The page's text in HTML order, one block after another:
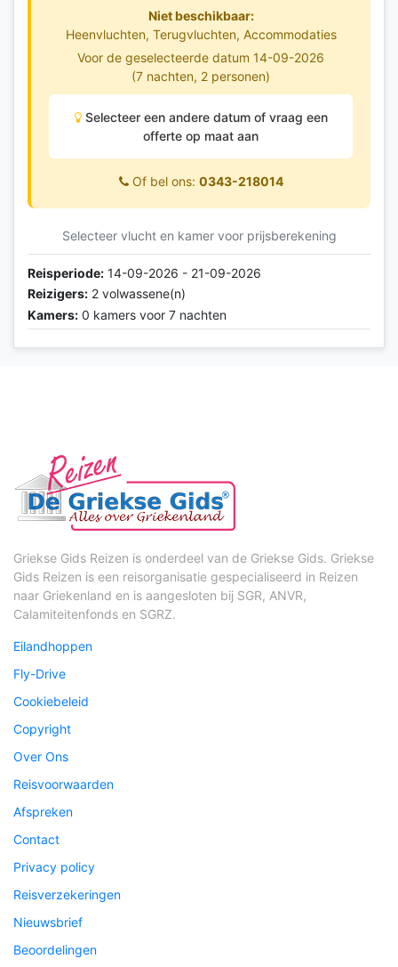
Niet beschikbaar:
Heenvluchten, Terugvluchten, Accommodaties
Voor de geselecteerde datum 14-09-2026
(7 nachten, 2 personen)
Selecteer een andere datum of vraag een
offerte op maat aan
Of bel ons: 0343-218014
Selecteer vlucht en kamer voor prijsberekening
Reisperiode: 14-09-2026 - 21-09-2026
Reizigers: 2 volwassene(n)
Kamers: 0 kamers voor 7 nachten
Griekse Gids Reizen is onderdeel van de Griekse Gids. Griekse
Gids Reizen is een reisorganisatie gespecialiseerd in Reizen
naar Griekenland en is aangesloten bij SGR, ANVR,
Calamiteitenfonds en SGRZ.
Eilandhoppen
Fly-Drive
Cookiebeleid
Copyright
Over Ons
Reisvoorwaarden
Afspreken
Contact
Privacy policy
Reisverzekeringen
Nieuwsbrief
Beoordelingen